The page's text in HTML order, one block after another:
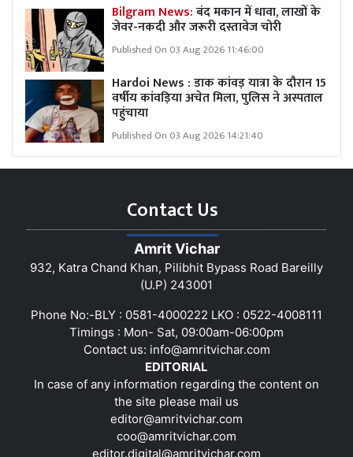
Bilgram News:बंद मकान में धावा, लाखों के
जेवर-नकदी और जरूरी दस्तावेज चोरी
Published On 03 Aug 2026 11:46:00
Hardoi News : डाक कांवड़ यात्रा के दौरान 15
वर्षीय कांवड़िया अचेत मिला, पुलिस ने अस्पताल
पहुंचाया
Published On 03 Aug 2026 14:21:40
Contact Us
Amrit Vichar
932, Katra Chand Khan, Pilibhit Bypass Road Bareilly
(U.P) 243001
Phone No:-BLY : 0581-4000222 LKO : 0522-4008111
Timings : Mon- Sat, 09:00am-06:00pm
Contact us: info@amritvichar.com
EDITORIAL
In case of any information regarding the content on
the site please mail us
editor@amritvichar.com
coo@amritvichar.com
editor.digital@amritvichar.com